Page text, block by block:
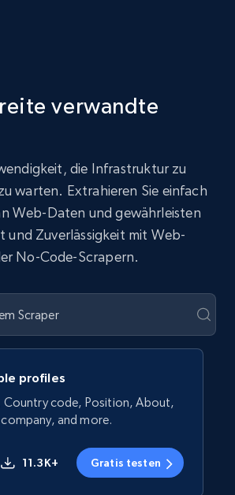
verwandte
die Infrastruktur zu
warten. Extrahieren Sie einfach
Web-Daten und gewährleisten
und Zuverlässigkeit mit Web-
No-Code-Scrapern.
profiles
Country code, Position, About,
and more.
11.3K+ Gratis testen